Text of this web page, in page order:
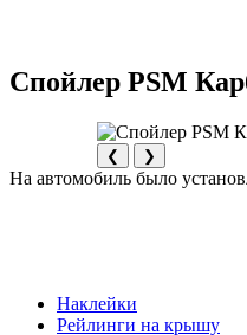
Спойлер PSM
❮ ❯
На автомобиль было
Наклейки
Рейлинги на крышу